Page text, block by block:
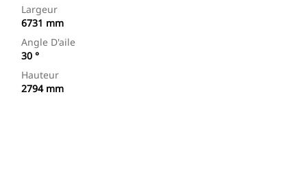
Largeur
6731 mm
Angle D'aile
30 °
Hauteur
2794 mm